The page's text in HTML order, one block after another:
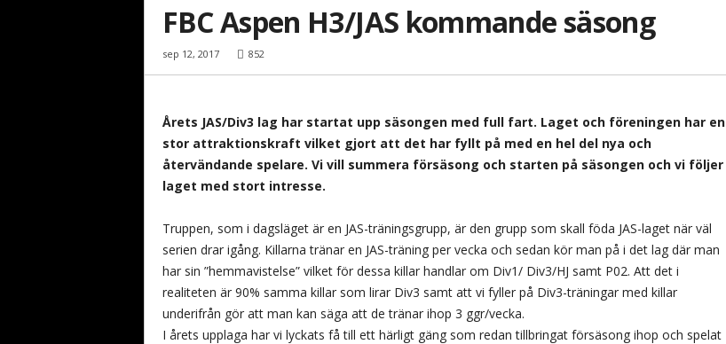
n
FBC Aspen H3/JAS kommande säsong
sep 12, 2017 852
Årets JAS/Div3 lag har startat upp säsongen med full fart. Laget och föreningen har en
stor attraktionskraft vilket gjort att det har fyllt på med en hel del nya och
återvändande spelare. Vi vill summera försäsong och starten på säsongen och vi följer
laget med stort intresse.
Truppen, som i dagsläget är en JAS-träningsgrupp, är den grupp som skall föda JAS-laget när väl
serien drar igång. Killarna tränar en JAS-träning per vecka och sedan kör man på i det lag där man
har sin ”hemmavistelse” vilket för dessa killar handlar om Div1/ Div3/HJ samt P02. Att det i
realiteten är 90% samma killar som lirar Div3 samt att vi fyller på Div3-träningar med killar
underifrån gör att man kan säga att de tränar ihop 3 ggr/vecka.
I årets upplaga har vi lyckats få till ett härligt gäng som redan tillbringat försäsong ihop och spelat